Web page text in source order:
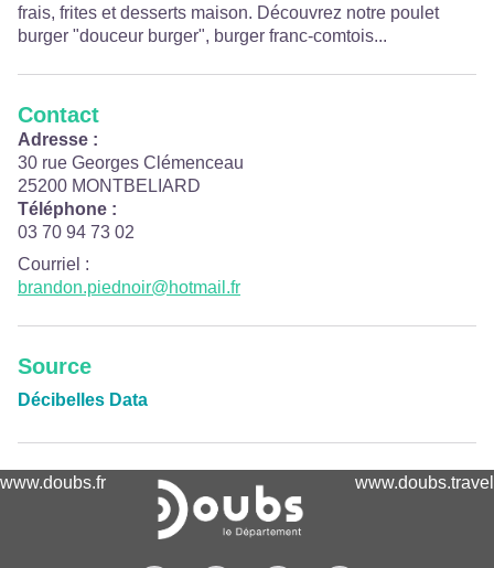
frais, frites et desserts maison. Découvrez notre poulet
burger "douceur burger", burger franc-comtois...
Contact
Adresse :
30 rue Georges Clémenceau
25200 MONTBELIARD
Téléphone :
03 70 94 73 02
Courriel :
brandon.piednoir@hotmail.fr
Source
Décibelles Data
www.doubs.fr www.doubs.travel